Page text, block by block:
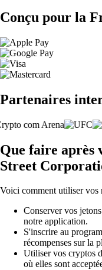
Conçu pour la
Partenaires
Que faire après
Street
Voici comment utiliser vos
Conserver vos
notre application.
S'inscrire au
récompenses sur la
Utiliser vos cryptos
où elles sont